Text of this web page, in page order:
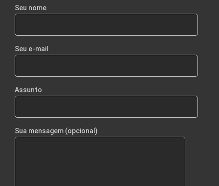
Seu nome
Seu e-mail
Assunto
Sua mensagem (opcional)